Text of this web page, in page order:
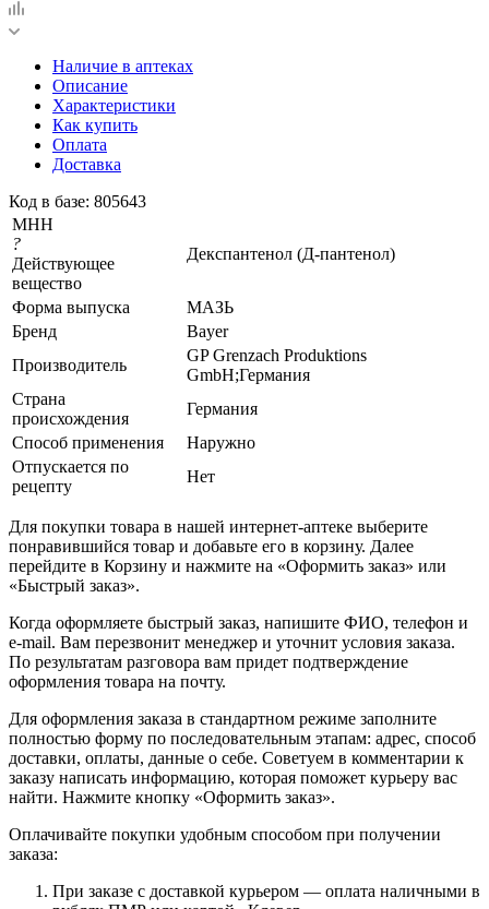
Наличие в аптеках
Описание
Характеристики
Как купить
Оплата
Доставка
Код в базе: 805643
МНН
?
Действующее
вещество
Декспантенол (Д-пантенол)
Форма выпуска
МАЗЬ
Бренд
Bayer
Производитель
GP Grenzach Produktions
GmbH;Германия
Страна
происхождения
Германия
Способ применения
Наружно
Отпускается по
рецепту
Нет
Для покупки товара в нашей интернет-аптеке выберите
понравившийся товар и добавьте его в корзину. Далее
перейдите в Корзину и нажмите на «Оформить заказ» или
«Быстрый заказ».
Когда оформляете быстрый заказ, напишите ФИО, телефон и
e-mail. Вам перезвонит менеджер и уточнит условия заказа.
По результатам разговора вам придет подтверждение
оформления товара на почту.
Для оформления заказа в стандартном режиме заполните
полностью форму по последовательным этапам: адрес, способ
доставки, оплаты, данные о себе. Советуем в комментарии к
заказу написать информацию, которая поможет курьеру вас
найти. Нажмите кнопку «Оформить заказ».
Оплачивайте покупки удобным способом при получении
заказа:
При заказе с доставкой курьером — оплата наличными в